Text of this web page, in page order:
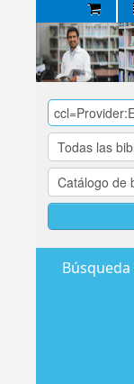
Central
EsSalud